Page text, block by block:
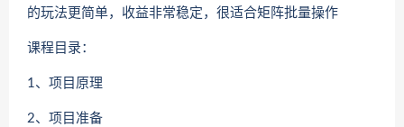
的玩法更简单，收益非常稳定，很适合矩阵批量操作
课程目录：
1、项目原理
2、项目准备